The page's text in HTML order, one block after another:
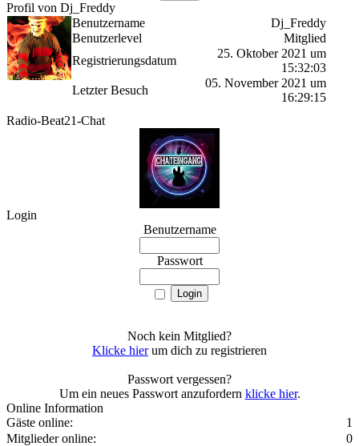
Profil von Dj_Freddy
Benutzername
Dj_Freddy
Benutzerlevel
Mitglied
Registrierungsdatum
25. Oktober 2021 um
15:32:03
Letzter Besuch
05. November 2021 um
16:29:15
Radio-Beat21-Chat
Login
Benutzername
Passwort
Noch kein Mitglied?
Klicke hierum dich zu registrieren
Passwort vergessen?
Um ein neues Passwort anzufordern klicke hier.
Online Information
Gäste online:
1
Mitglieder online:
0